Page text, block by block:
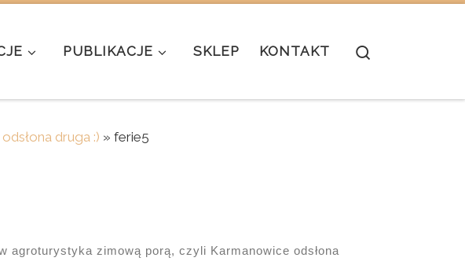
PUBLIKACJE SKLEP KONTAKT
druga :) » ferie5
agroturystyka zimową porą, czyli Karmanowice odsłona